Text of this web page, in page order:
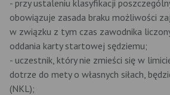
- przy ustaleniu klasyfikacji
obowiązuje zasada braku możliwości
w związku z tym czas zawodnika
oddania karty startowej sędziemu;
- uczestnik, który nie zmieści się w
dotrze do mety o własnych siłach,
(NKL);